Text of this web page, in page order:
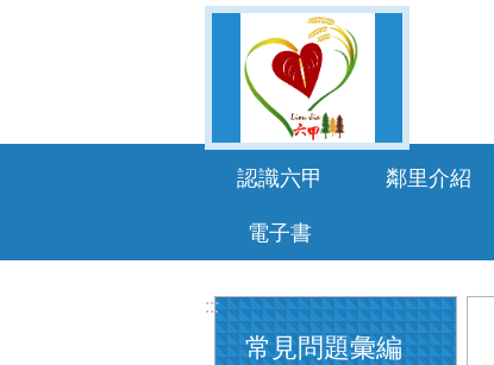
認識六甲 鄰里介紹
電子書
:::
常見問題彙編